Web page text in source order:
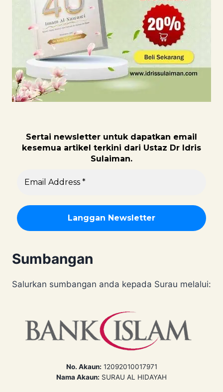
Sertai newsletter untuk dapatkan email
kesemua artikel terkini dari Ustaz Dr Idris
Sulaiman.
Sumbangan
Salurkan sumbangan anda kepada Surau melalui:
No. Akaun: 12092010017971
Nama Akaun: SURAU AL HIDAYAH